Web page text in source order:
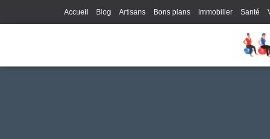
Accueil Blog Artisans Bons plans Immobilier Santé